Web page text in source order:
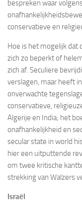
bespreken waar
conservatieve en
Hoe is het mogelijk dat
zich zo beperkt of
zich af. Seculiere
verslagen, maar heeft
onverwachte
conservatieve,
Algerije en India; het
onafhankelijkheid en
secular state in world
hier een uitputtende
om twee kritische
strekking van Walzers
Israël